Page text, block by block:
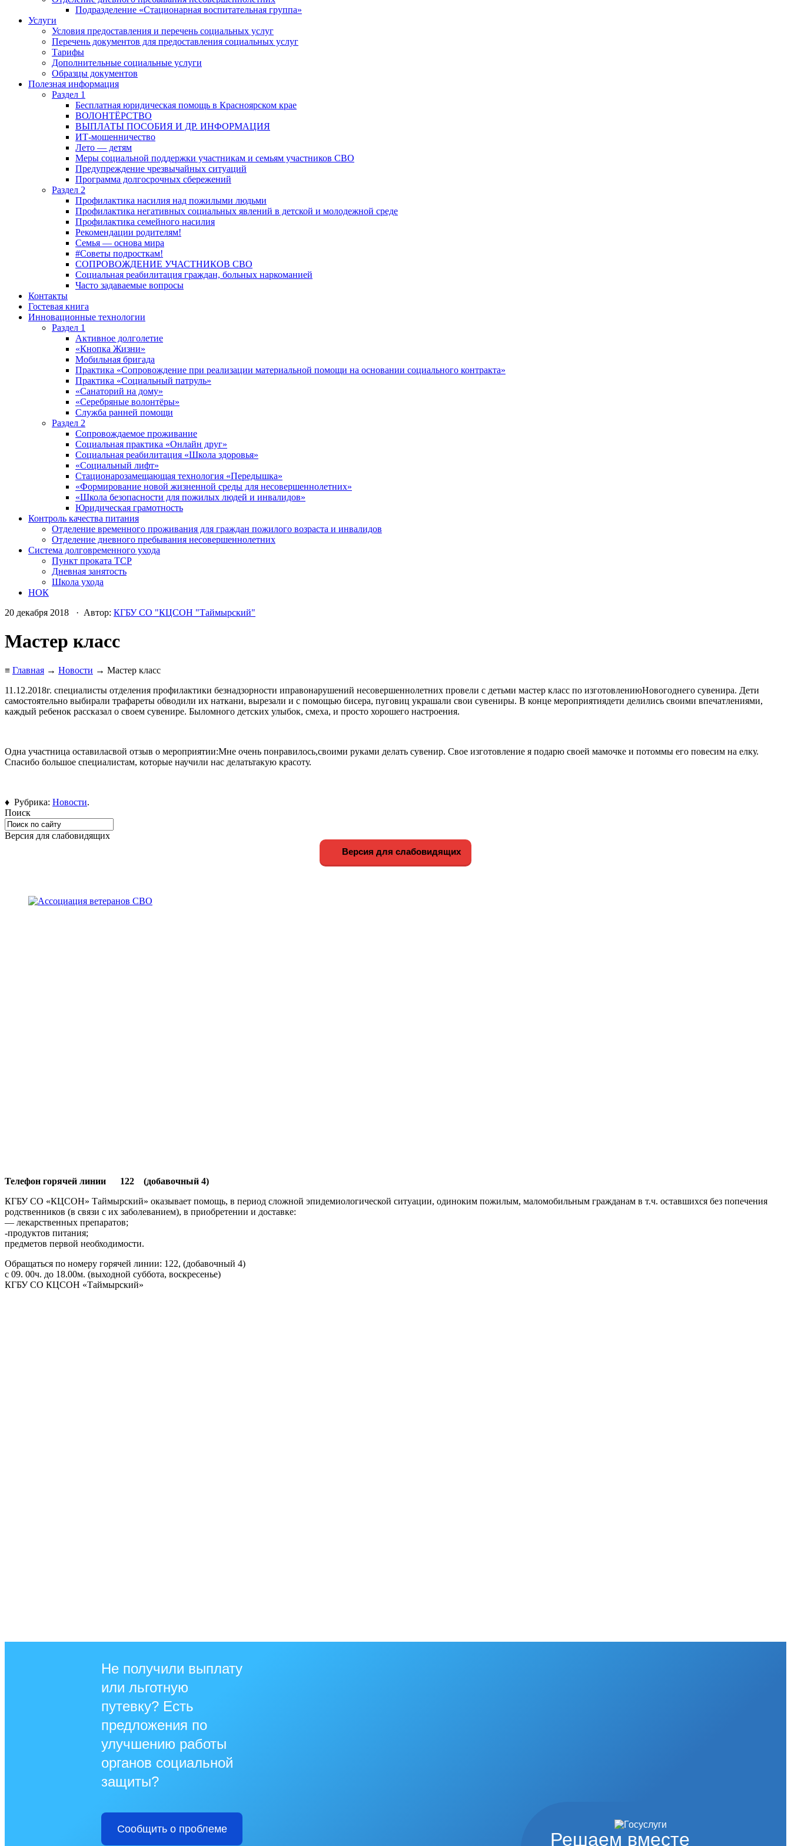
Подразделение «Стационарная воспитательная группа»
Услуги
Условия предоставления и перечень социальных услуг
Перечень документов для предоставления социальных услуг
Тарифы
Дополнительные социальные услуги
Образцы документов
Полезная информация
Раздел 1
Бесплатная юридическая помощь в Красноярском крае
ВОЛОНТЁРСТВО
ВЫПЛАТЫ ПОСОБИЯ И ДР. ИНФОРМАЦИЯ
ИТ-мошенничество
Лето — детям
Меры социальной поддержки участникам и семьям участников СВО
Предупреждение чрезвычайных ситуаций
Программа долгосрочных сбережений
Раздел 2
Профилактика насилия над пожилыми людьми
Профилактика негативных социальных явлений в детской и молодежной среде
Профилактика семейного насилия
Рекомендации родителям!
Семья — основа мира
#Советы подросткам!
СОПРОВОЖДЕНИЕ УЧАСТНИКОВ СВО
Социальная реабилитация граждан, больных наркоманией
Часто задаваемые вопросы
Контакты
Гостевая книга
Инновационные технологии
Раздел 1
Активное долголетие
«Кнопка Жизни»
Мобильная бригада
Практика «Сопровождение при реализации материальной помощи на основании социального контракта»
Практика «Социальный патруль»
«Санаторий на дому»
«Серебряные волонтёры»
Служба ранней помощи
Раздел 2
Сопровождаемое проживание
Социальная практика «Онлайн друг»
Социальная реабилитация «Школа здоровья»
«Социальный лифт»
Стационарозамещающая технология «Передышка»
«Формирование новой жизненной среды для несовершеннолетних»
«Школа безопасности для пожилых людей и инвалидов»
Юридическая грамотность
Контроль качества питания
Отделение временного проживания для граждан пожилого возраста и инвалидов
Отделение дневного пребывания несовершеннолетних
Система долговременного ухода
Пункт проката ТСР
Дневная занятость
Школа ухода
НОК
20 декабря 2018 · Автор: КГБУ СО "КЦСОН "Таймырский"
Мастер класс
≡ Главная → Новости → Мастер класс
11.12.2018г. специалисты отделения профилактики безнадзорности иправонарушений несовершеннолетних провели с детьми мастер класс по изготовлениюНовогоднего сувенира. Дети
самостоятельно выбирали трафареты обводили их наткани, вырезали и с помощью бисера, пуговиц украшали свои сувениры. В конце мероприятиядети делились своими впечатлениями,
каждый ребенок рассказал о своем сувенире. Быломного детских улыбок, смеха, и просто хорошего настроения.
Одна участница оставиласвой отзыв о мероприятии:Мне очень понравилось,своими руками делать сувенир. Свое изготовление я подарю своей мамочке и потоммы его повесим на елку.
Спасибо большое специалистам, которые научили нас делатьтакую красоту.
♦ Рубрика: Новости.
Поиск
Версия для слабовидящих
Версия для слабовидящих
Телефон горячей линии 122 (добавочный 4)
КГБУ СО «КЦСОН» Таймырский» оказывает помощь, в период сложной эпидемиологической ситуации, одиноким пожилым, маломобильным гражданам в т.ч. оставшихся без попечения
родственников (в связи с их заболеванием), в приобретении и доставке:
— лекарственных препаратов;
-продуктов питания;
предметов первой необходимости.
Обращаться по номеру горячей линии: 122, (добавочный 4)
с 09. 00ч. до 18.00м. (выходной суббота, воскресенье)
КГБУ СО КЦСОН «Таймырский»
Решаем вместе
Не получили выплату
или льготную
путевку? Есть
предложения по
улучшению работы
органов социальной
защиты?
Сообщить о проблеме